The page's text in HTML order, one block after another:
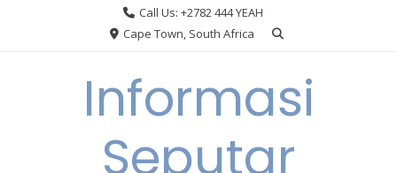
Call Us: +2782 444 YEAH
Cape Town, South Africa
Informasi
Seputar